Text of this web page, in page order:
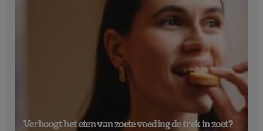
Verhoogt het eten van zoete voeding de trek in zoet?